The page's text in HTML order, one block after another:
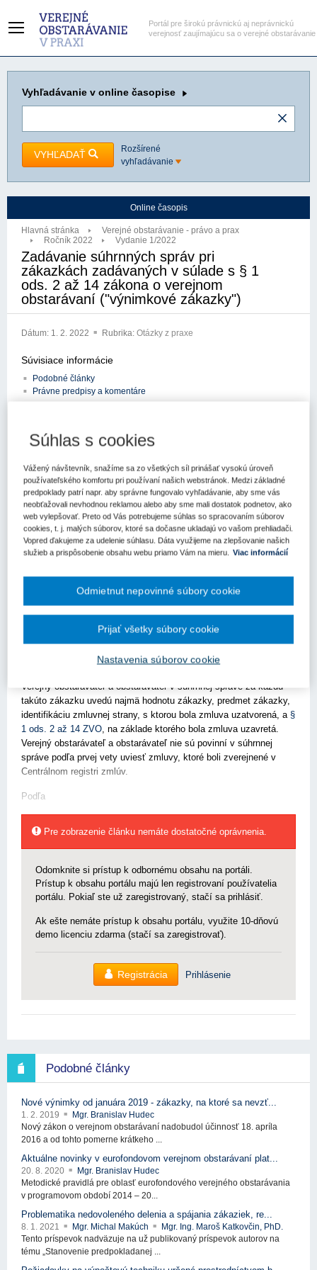
Portál pre širokú právnickú aj neprávnickú
verejnosť zaujímajúcu sa o verejné obstarávanie
Vyhľadávanie v online časopise
VYHĽADAŤ
Rozšírené
vyhľadávanie
Online časopis
Hlavná stránka
Verejné obstarávanie - právo a prax
Ročník 2022
Vydanie 1/2022
Zadávanie súhrnných správ pri
zákazkách zadávaných v súlade s § 1
ods. 2 až 14 zákona o verejnom
obstarávaní ("výnimkové zákazky")
Dátum: 1. 2. 2022 Rubrika: Otázky z praxe
Súvisiace informácie
Podobné články
Právne predpisy a komentáre
Zákon o verejnom obstarávaní
Register kľúčových slov
Ako a akým spôsobom sa zadávajú súhrnné správy pri
„výnimkových zákazkách” a aké pravidlá sa na ne vzťahujú?
Podľa§ 10 ods. 10 zákona č. 343/2015 Z.z.o verejnom
obstarávaní a o zmene a doplnení niektorých zákonov v z. n. p.
(ďalej len "ZVO") platí, že ak to nevylučujú osobitné predpisy
o zmene a doplnení niektorých zákonov v z. n. p., zákon č.
niektorých zákonov v z. n. p.), verejný obstarávateľ a obstarávateľ
sú povinní do 30 dní po skončení kalendárneho štvrťroka uverejniť
v profile súhrnnú správu o zmluvách so zmluvnými cenami
vyššími ako 1 000 eur, ktoré uzavreli za obdobie kalendárneho
Verejný obstarávateľ a obstarávateľ v súhrnnej správe za každú
takúto zákazku uvedú najmä hodnotu zákazky, predmet zákazky,
identifikáciu zmluvnej strany, s ktorou bola zmluva uzatvorená, a §
1 ods. 2 až 14 ZVO, na základe ktorého bola zmluva uzavretá.
Verejný obstarávateľ a obstarávateľ nie sú povinní v súhrnnej
správe podľa prvej vety uviesť zmluvy, ktoré boli zverejnené v
Centrálnom registri zmlúv.
Podľa
Pre zobrazenie článku nemáte dostatočné oprávnenia.
Odomknite si prístup k odbornému obsahu na portáli.
Prístup k obsahu portálu majú len registrovaní používatelia
portálu. Pokiaľ ste už zaregistrovaný, stačí sa prihlásiť.
Ak ešte nemáte prístup k obsahu portálu, využite 10-dňovú
demo licenciu zdarma (stačí sa zaregistrovať).
Registrácia Prihlásenie
Podobné články
Nové výnimky od januára 2019 - zákazky, na ktoré sa nevzť...
1. 2. 2019
Mgr. Branislav Hudec
Nový zákon o verejnom obstarávaní nadobudol účinnosť 18. apríla
2016 a od tohto pomerne krátkeho ...
Aktuálne novinky v eurofondovom verejnom obstarávaní plat...
20. 8. 2020
Mgr. Branislav Hudec
Metodické pravidlá pre oblasť eurofondového verejného obstarávania
v programovom období 2014 – 20...
Problematika nedovoleného delenia a spájania zákaziek, re...
8. 1. 2021 Mgr. Michal Makúch
Mgr. Ing. Maroš Katkovčin, PhD.
Tento príspevok nadväzuje na už publikovaný príspevok autorov na
tému „Stanovenie predpokladanej ...
Súhlas s cookies
Vážený návštevník, snažíme sa zo všetkých síl prinášať vysokú úroveň
používateľského komfortu pri používaní našich webstránok. Medzi základné
predpoklady patrí napr. aby správne fungovalo vyhľadávanie, aby sme vás
neobťažovali nevhodnou reklamou alebo aby sme mali dostatok podnetov, ako
web vylepšovať. Preto od Vás potrebujeme súhlas so spracovaním súborov
cookies, t. j. malých súborov, ktoré sa dočasne ukladajú vo vašom prehliadači.
Vopred ďakujeme za udelenie súhlasu. Dáta využijeme na zlepšovanie našich
služieb a prispôsobenie obsahu webu priamo Vám na mieru. Viac informácií
Nastavenia súborov cookie
Odmietnut nepovinné súbory cookie
Prijať všetky súbory cookie